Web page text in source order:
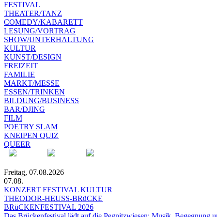
FESTIVAL
THEATER/TANZ
COMEDY/KABARETT
LESUNG/VORTRAG
SHOW/UNTERHALTUNG
KULTUR
KUNST/DESIGN
FREIZEIT
FAMILIE
MARKT/MESSE
ESSEN/TRINKEN
BILDUNG/BUSINESS
BAR/DJING
FILM
POETRY SLAM
KNEIPEN QUIZ
QUEER
Freitag, 07.08.2026
07.08.
KONZERT FESTIVAL KULTUR
THEODOR-HEUSS-BRüCKE
BRüCKENFESTIVAL 2026